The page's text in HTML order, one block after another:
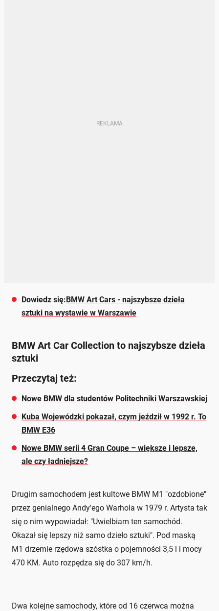
Dowiedz się:BMW Art Cars - najszybsze dzieła
sztuki na wystawie w Warszawie
BMW Art Car Collection to najszybsze dzieła
sztuki
Przeczytaj też:
Nowe BMW dla studentów Politechniki Warszawskiej
Kuba Wojewódzki pokazał, czym jeździł w 1992 r. To
BMW E36
Nowe BMW serii 4 Gran Coupe – większe i lepsze,
ale czy ładniejsze?
Drugim samochodem jest kultowe BMW M1 "ozdobione"
przez genialnego Andy'ego Warhola w 1979 r. Artysta tak
się o nim wypowiadał: "Uwielbiam ten samochód.
Okazał się lepszy niż samo dzieło sztuki". Pod maską
M1 drzemie rzędowa szóstka o pojemności 3,5 l i mocy
470 KM. Auto rozpędza się do 307 km/h.
Dwa kolejne samochody, które od 16 czerwca można